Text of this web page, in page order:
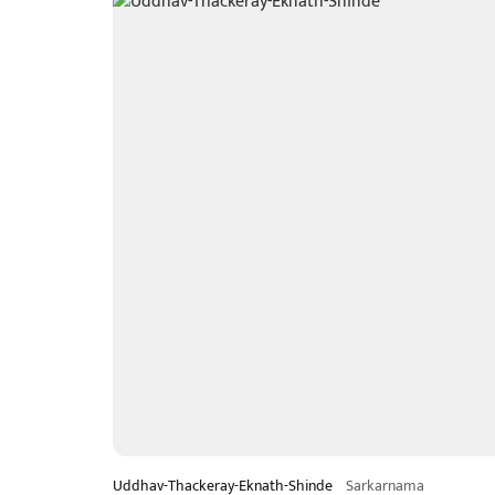
Uddhav-Thackeray-Eknath-Shinde Sarkarnama